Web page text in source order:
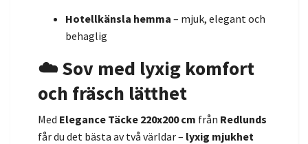
Hotellkänsla hemma – mjuk, elegant och
behaglig
☁️ Sov med lyxig komfort
och fräsch lätthet
Med Elegance Täcke 220x200 cm från Redlunds
får du det bästa av två världar – lyxig mjukhet